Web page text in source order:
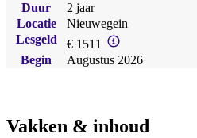
Duur
2 jaar
Locatie
Nieuwegein
Lesgeld
€ 1511
Begin
Augustus 2026
Vakken & inhoud